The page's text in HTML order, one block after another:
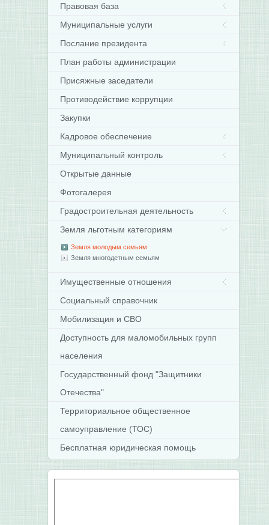
Правовая база
Муниципальные услуги
Послание президента
План работы администрации
Присяжные заседатели
Противодействие коррупции
Закупки
Кадровое обеспечение
Муниципальный контроль
Открытые данные
Фотогалерея
Градостроительная деятельность
Земля льготным категориям
Земля молодым семьям
Земля многодетным семьям
Имущественные отношения
Социальный справочник
Мобилизация и СВО
Доступность для маломобильных групп
населения
Государственный фонд "Защитники
Отечества"
Территориальное общественное
самоуправление (ТОС)
Бесплатная юридическая помощь